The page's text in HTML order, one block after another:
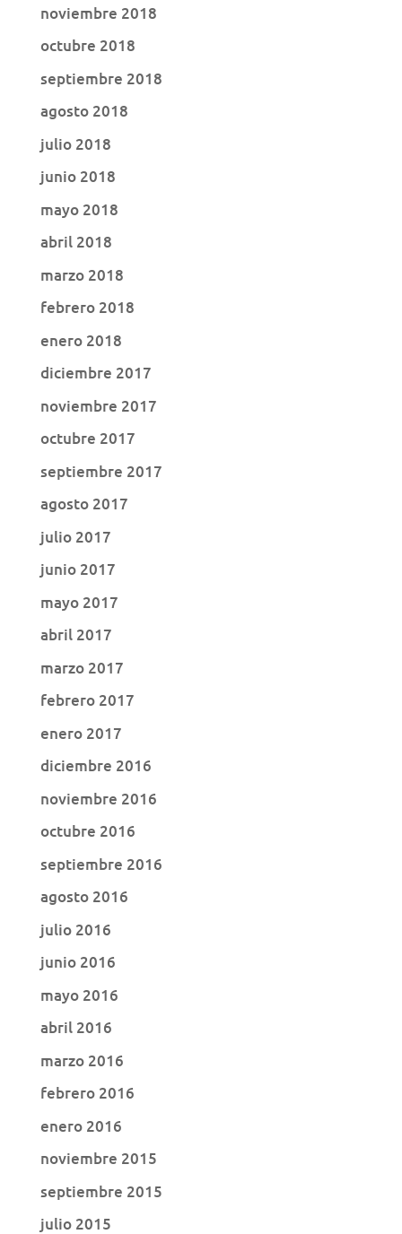
noviembre 2018
octubre 2018
septiembre 2018
agosto 2018
julio 2018
junio 2018
mayo 2018
abril 2018
marzo 2018
febrero 2018
enero 2018
diciembre 2017
noviembre 2017
octubre 2017
septiembre 2017
agosto 2017
julio 2017
junio 2017
mayo 2017
abril 2017
marzo 2017
febrero 2017
enero 2017
diciembre 2016
noviembre 2016
octubre 2016
septiembre 2016
agosto 2016
julio 2016
junio 2016
mayo 2016
abril 2016
marzo 2016
febrero 2016
enero 2016
noviembre 2015
septiembre 2015
julio 2015